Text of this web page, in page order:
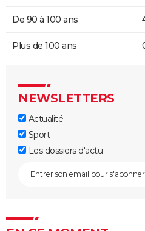
De 90 à 100 ans
Plus de 100 ans
NEWSLETTERS
Actualité
Sport
Les dossiers d'actu